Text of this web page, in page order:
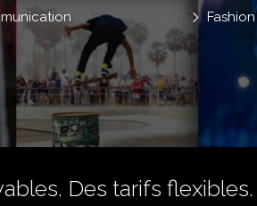
Fashion
Des tarifs flexibles.